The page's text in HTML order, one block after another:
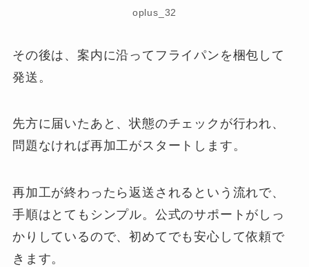
oplus_32
その後は、案内に沿ってフライパンを梱包して
発送。
先方に届いたあと、状態のチェックが行われ、
問題なければ再加工がスタートします。
再加工が終わったら返送されるという流れで、
手順はとてもシンプル。公式のサポートがしっ
かりしているので、初めてでも安心して依頼で
きます。